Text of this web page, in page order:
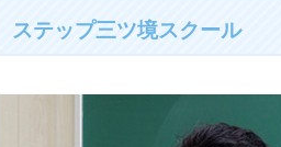
ステップ三ツ境スクール